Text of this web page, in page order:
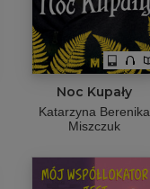
Noc Kupały
Katarzyna Berenika
Miszczuk